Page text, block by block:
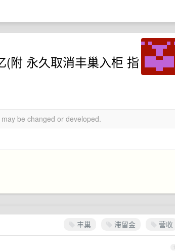
(附 永久取消丰巢入柜 指
be changed or developed.
丰巢 滞留金 营收
1